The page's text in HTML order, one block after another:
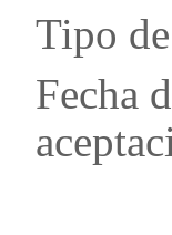
Tipo
Fecha